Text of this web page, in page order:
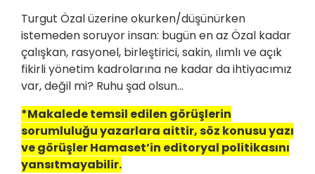
Turgut Özal üzerine okurken/düşünürken
istemeden soruyor insan: bugün en az Özal kadar
çalışkan, rasyonel, birleştirici, sakin, ılımlı ve açık
fikirli yönetim kadrolarına ne kadar da ihtiyacımız
var, değil mi? Ruhu şad olsun…
*Makalede temsil edilen görüşlerin
sorumluluğu yazarlara aittir, söz konusu yazı
ve görüşler Hamaset’in editoryal politikasını
yansıtmayabilir.